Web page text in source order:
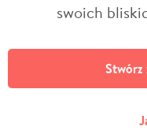
swoich
Stwórz